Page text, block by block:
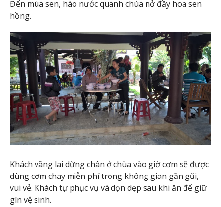
Đến mùa sen, hào nước quanh chùa nở đầy hoa sen
hồng.
Khách vãng lai dừng chân ở chùa vào giờ cơm sẽ được
dùng cơm chay miễn phí trong không gian gần gũi,
vui vẻ. Khách tự phục vụ và dọn dẹp sau khi ăn để giữ
gìn vệ sinh.